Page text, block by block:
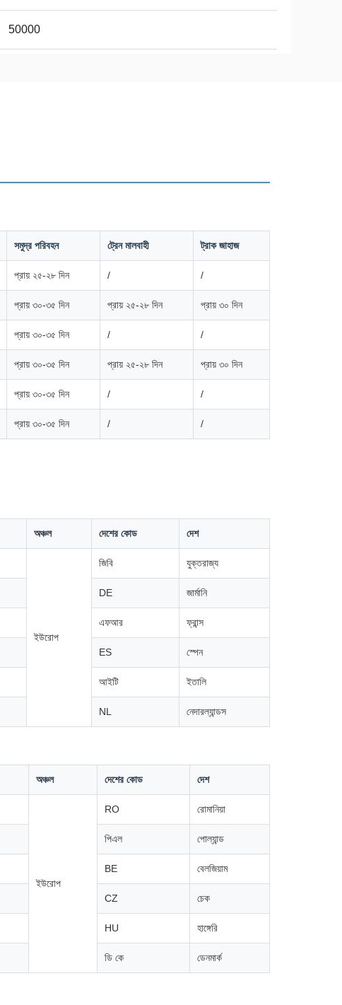
50000
সমুদ্র পরিবহন ট্রেন মালবাহী ট্রাক জাহাজ
প্রায় ২৫-২৮ দিন / /
প্রায় ৩০-৩৫ দিন প্রায় ২৫-২৮ দিন প্রায় ৩০ দিন
প্রায় ৩০-৩৫ দিন / /
প্রায় ৩০-৩৫ দিন প্রায় ২৫-২৮ দিন প্রায় ৩০ দিন
প্রায় ৩০-৩৫ দিন / /
প্রায় ৩০-৩৫ দিন / /
অঞ্চল দেশের কোড দেশ
ইউরোপ
জিবি যুক্তরাজ্য
DE জার্মানি
এফআর ফ্রান্স
ES স্পেন
আইটি ইতালি
NL নেদারল্যান্ডস
অঞ্চল দেশের কোড দেশ
ইউরোপ
RO রোমানিয়া
পিএল পোল্যান্ড
BE বেলজিয়াম
CZ চেক
HU হাঙ্গেরি
ডি কে ডেনমার্ক